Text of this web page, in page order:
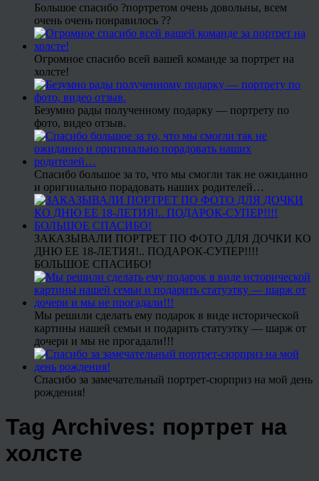
Большое спасибо ?портретом очень довольны, всем
очень очень понравилось ??
Огромное спасибо всей вашей команде за портрет на
холсте!
Безумно рады полученному подарку — портрету по
фото, видео отзыв.
Спасибо большое за то, что мы смогли так не ожиданно
и оригинально порадовать наших родителей…
ЗАКАЗЫВАЛИ ПОРТРЕТ ПО ФОТО ДЛЯ ДОЧКИ КО
ДНЮ ЕЕ 18-ЛЕТИЯ!.. ПОДАРОК-СУПЕР!!!!
БОЛЬШОЕ СПАСИБО!
Мы решили сделать ему подарок в виде исторической
картины нашей семьи и подарить статуэтку — шарж от
дочери и мы не прогадали!!!
Спасибо за замечательный портрет-сюрприз на мой день
рождения!
Tag Archives: портрет на
холсте